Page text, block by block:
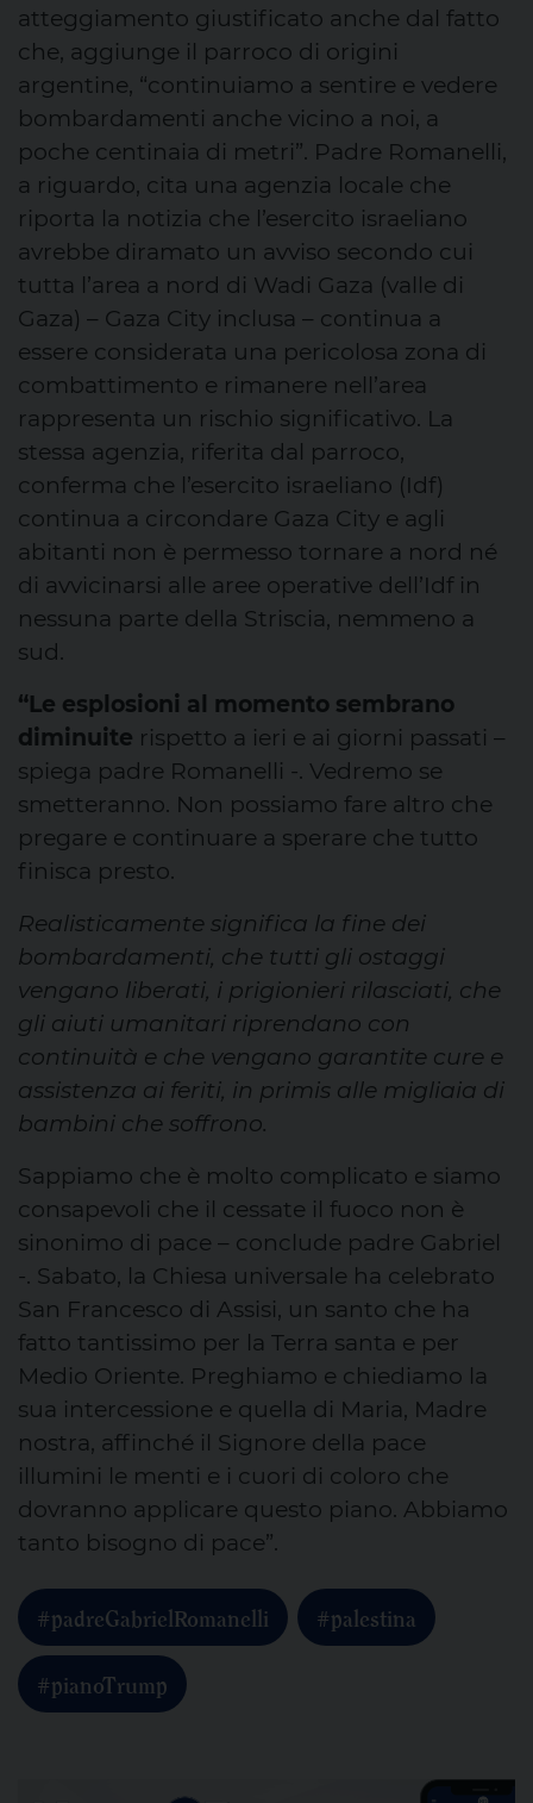
atteggiamento giustificato anche dal fatto
che, aggiunge il parroco di origini
argentine, “continuiamo a sentire e vedere
bombardamenti anche vicino a noi, a
poche centinaia di metri”. Padre Romanelli,
a riguardo, cita una agenzia locale che
riporta la notizia che l’esercito israeliano
avrebbe diramato un avviso secondo cui
tutta l’area a nord di Wadi Gaza (valle di
Gaza) – Gaza City inclusa – continua a
essere considerata una pericolosa zona di
combattimento e rimanere nell’area
rappresenta un rischio significativo. La
stessa agenzia, riferita dal parroco,
conferma che l’esercito israeliano (Idf)
continua a circondare Gaza City e agli
abitanti non è permesso tornare a nord né
di avvicinarsi alle aree operative dell’Idf in
nessuna parte della Striscia, nemmeno a
sud.
“Le esplosioni al momento sembrano
diminuite rispetto a ieri e ai giorni passati –
spiega padre Romanelli -. Vedremo se
smetteranno. Non possiamo fare altro che
pregare e continuare a sperare che tutto
finisca presto.
Realisticamente significa la fine dei
bombardamenti, che tutti gli ostaggi
vengano liberati, i prigionieri rilasciati, che
gli aiuti umanitari riprendano con
continuità e che vengano garantite cure e
assistenza ai feriti, in primis alle migliaia di
bambini che soffrono.
Sappiamo che è molto complicato e siamo
consapevoli che il cessate il fuoco non è
sinonimo di pace – conclude padre Gabriel
-. Sabato, la Chiesa universale ha celebrato
San Francesco di Assisi, un santo che ha
fatto tantissimo per la Terra santa e per
Medio Oriente. Preghiamo e chiediamo la
sua intercessione e quella di Maria, Madre
nostra, affinché il Signore della pace
illumini le menti e i cuori di coloro che
dovranno applicare questo piano. Abbiamo
tanto bisogno di pace”.
#padreGabrielRomanelli #palestina
#pianoTrump